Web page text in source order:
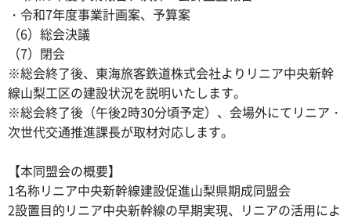
・令和7年度事業計画案、予算案
（6）総会決議
（7）閉会
※総会終了後、東海旅客鉄道株式会社よりリニア中央新幹
線山梨工区の建設状況を説明いたします。
※総会終了後（午後2時30分頃予定）、会場外にてリニア・
次世代交通推進課長が取材対応します。
【本同盟会の概要】
1名称リニア中央新幹線建設促進山梨県期成同盟会
2設置目的リニア中央新幹線の早期実現、リニアの活用によ